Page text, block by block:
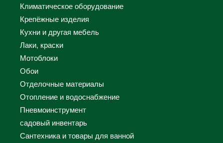
Климатическое оборудование
Крепёжные изделия
Кухни и другая мебель
Лаки, краски
Мотоблоки
Обои
Отделочные материалы
Отопление и водоснабжение
Пневмоинструмент
садовый инвентарь
Сантехника и товары для ванной